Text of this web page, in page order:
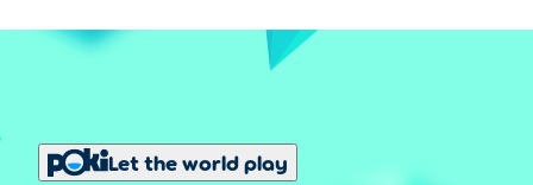
Let the world play